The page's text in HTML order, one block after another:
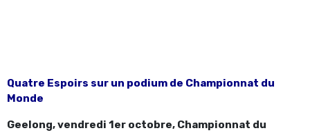
Quatre Espoirs sur un podium de Championnat du
Monde
Geelong, vendredi 1er octobre, Championnat du